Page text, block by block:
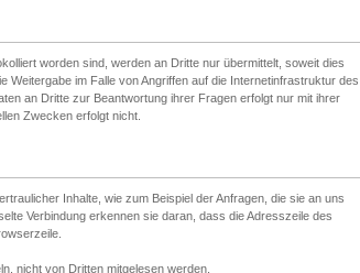
worden sind, werden an Dritte nur übermittelt, soweit dies
im Falle von Angriffen auf die Internetinfrastruktur des
an Dritte zur Beantwortung ihrer Fragen erfolgt nur mit ihrer
Zwecken erfolgt nicht.
Inhalte, wie zum Beispiel der Anfragen, die sie an uns
Verbindung erkennen sie daran, dass die Adresszeile des
nicht von Dritten mitgelesen werden.